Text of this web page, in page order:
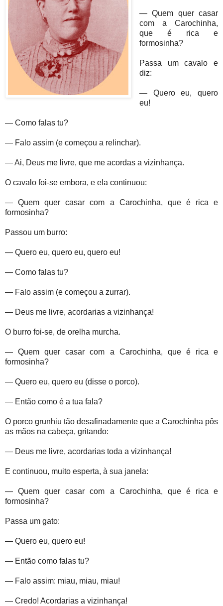
— Quem quer casar
com a Carochinha,
que é rica e
formosinha?
Passa um cavalo e
diz:
— Quero eu, quero
eu!
— Como falas tu?
— Falo assim (e começou a relinchar).
— Ai, Deus me livre, que me acordas a vizinhança.
O cavalo foi-se embora, e ela continuou:
— Quem quer casar com a Carochinha, que é rica e
formosinha?
Passou um burro:
— Quero eu, quero eu, quero eu!
— Como falas tu?
— Falo assim (e começou a zurrar).
— Deus me livre, acordarias a vizinhança!
O burro foi-se, de orelha murcha.
— Quem quer casar com a Carochinha, que é rica e
formosinha?
— Quero eu, quero eu (disse o porco).
— Então como é a tua fala?
O porco grunhiu tão desafinadamente que a Carochinha pôs
as mãos na cabeça, gritando:
— Deus me livre, acordarias toda a vizinhança!
E continuou, muito esperta, à sua janela:
— Quem quer casar com a Carochinha, que é rica e
formosinha?
Passa um gato:
— Quero eu, quero eu!
— Então como falas tu?
— Falo assim: miau, miau, miau!
— Credo! Acordarias a vizinhança!